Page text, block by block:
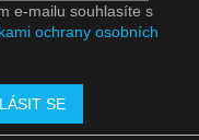
e-mailu souhlasíte s
ochrany osobních
SE